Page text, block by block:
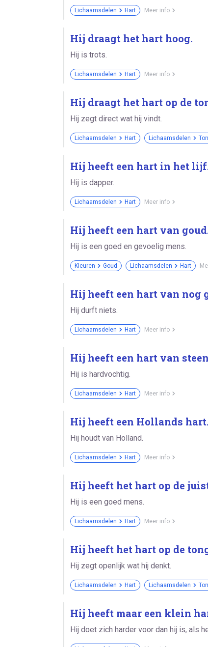
Lichaamsdelen Hart Meer info
Hij draagt het hart hoog.
Hij is trots.
Lichaamsdelen Hart Meer info
Hij draagt het hart op de
Hij zegt direct wat hij vindt.
Lichaamsdelen Hart Lichaamsdelen
Hij heeft een hart in het
Hij is dapper.
Lichaamsdelen Hart Meer info
Hij heeft een hart van
Hij is een goed en gevoelig mens.
Kleuren Goud Lichaamsdelen Hart
Hij heeft een hart van nog
Hij durft niets.
Lichaamsdelen Hart Meer info
Hij heeft een hart van
Hij is hardvochtig.
Lichaamsdelen Hart Meer info
Hij heeft een Hollands hart.
Hij houdt van Holland.
Lichaamsdelen Hart Meer info
Hij heeft het hart op de
Hij is een goed mens.
Lichaamsdelen Hart Meer info
Hij heeft het hart op de
Hij zegt openlijk wat hij denkt.
Lichaamsdelen Hart Lichaamsdelen
Hij heeft maar een klein
Hij doet zich harder voor dan hij is, als